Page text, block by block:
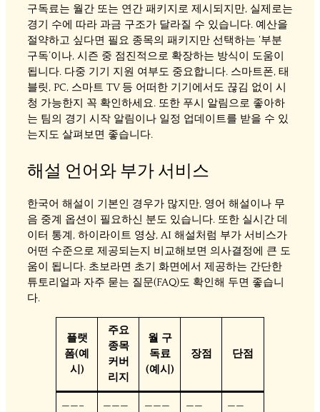
구독료는 월간 또는 연간 패키지로 제시되지만, 실제로는
경기 수에 따라 과금 구조가 달라질 수 있습니다. 예산을
절약하고 싶다면 필요 종목의 패키지만 선택하는 ‘부분
구독’이나, 시즌 중 점진적으로 확장하는 방식이 도움이
됩니다. 다중 기기 지원 여부도 중요합니다. 스마트폰, 태
블릿, PC, 스마트 TV 등 어떠한 기기에서도 끊김 없이 시
청 가능한지 꼭 확인하세요. 또한 푸시 알림으로 좋아하
는 팀의 경기 시작 알림이나 일정 업데이트를 받을 수 있
는지도 살펴보면 좋습니다.
해설 언어와 부가 서비스
한국어 해설이 기본인 경우가 많지만, 영어 해설이나 무
음 중계 옵션이 필요하신 분도 있습니다. 또한 실시간 데
이터 통계, 하이라이트 영상, AI 해설처럼 부가 서비스가
어떤 수준으로 제공되는지 비교해보면 의사결정에 큰 도
움이 됩니다. 초보라면 초기 화면에서 제공하는 간단한
튜토리얼과 자주 묻는 질문(FAQ)도 확인해 두면 좋습니
다.
플랫
폼(예
시)
주요
종목
커버
리지
월 구
독료
(예시)
장점 단점
——– ——— ——— —— ——